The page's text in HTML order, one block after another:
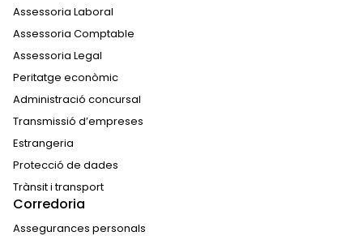
Assessoria Laboral
Assessoria Comptable
Assessoria Legal
Peritatge econòmic
Administració concursal
Transmissió d’empreses
Estrangeria
Protecció de dades
Trànsit i transport
Corredoria
Assegurances personals